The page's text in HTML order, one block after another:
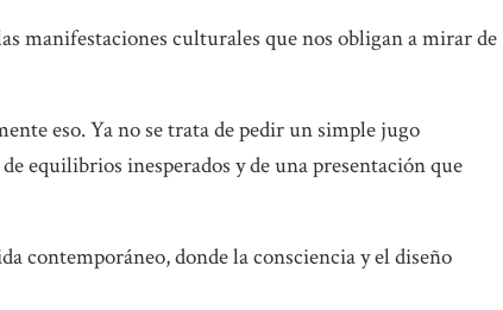
manifestaciones culturales que nos obligan a mirar de
eso. Ya no se trata de pedir un simple jugo
equilibrios inesperados y de una presentación que
contemporáneo, donde la consciencia y el diseño